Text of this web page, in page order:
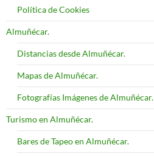
Política de Cookies
Almuñécar.
Distancias desde Almuñécar.
Mapas de Almuñécar.
Fotografías Imágenes de Almuñécar.
Turismo en Almuñécar.
Bares de Tapeo en Almuñécar.